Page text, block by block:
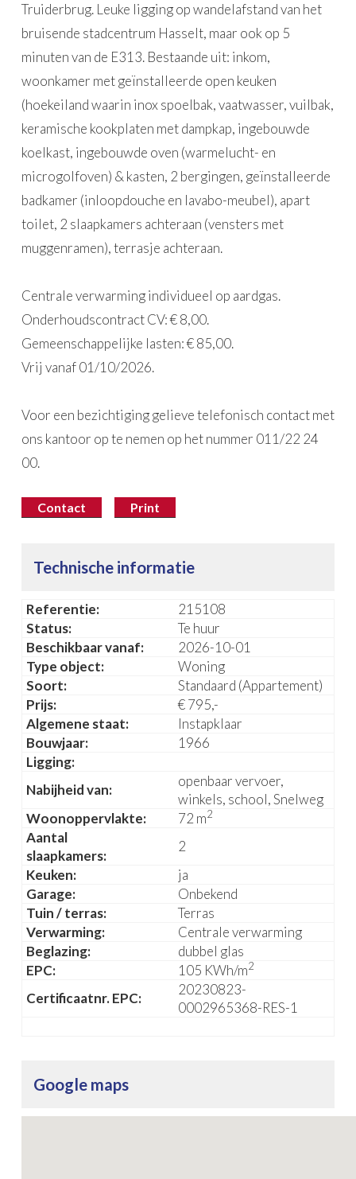
Truiderbrug. Leuke ligging op wandelafstand van het
bruisende stadcentrum Hasselt, maar ook op 5
minuten van de E313. Bestaande uit: inkom,
woonkamer met geïnstalleerde open keuken
(hoekeiland waarin inox spoelbak, vaatwasser, vuilbak,
keramische kookplaten met dampkap, ingebouwde
koelkast, ingebouwde oven (warmelucht- en
microgolfoven) & kasten, 2 bergingen, geïnstalleerde
badkamer (inloopdouche en lavabo-meubel), apart
toilet, 2 slaapkamers achteraan (vensters met
muggenramen), terrasje achteraan.
Centrale verwarming individueel op aardgas.
Onderhoudscontract CV: € 8,00.
Gemeenschappelijke lasten: € 85,00.
Vrij vanaf 01/10/2026.
Voor een bezichtiging gelieve telefonisch contact met
ons kantoor op te nemen op het nummer 011/22 24
00.
Contact Print
Technische informatie
Referentie:
215108
Status:
Te huur
Beschikbaar vanaf:
2026-10-01
Type object:
Woning
Soort:
Standaard (Appartement)
Prijs:
€ 795,-
Algemene staat:
Instapklaar
Bouwjaar:
1966
Ligging:
Nabijheid van:
openbaar vervoer,
winkels, school, Snelweg
Woonoppervlakte:
72 m2
Aantal
slaapkamers:
2
Keuken:
ja
Garage:
Onbekend
Tuin / terras:
Terras
Verwarming:
Centrale verwarming
Beglazing:
dubbel glas
EPC:
105 KWh/m2
Certificaatnr. EPC:
20230823-
0002965368-RES-1
Google maps